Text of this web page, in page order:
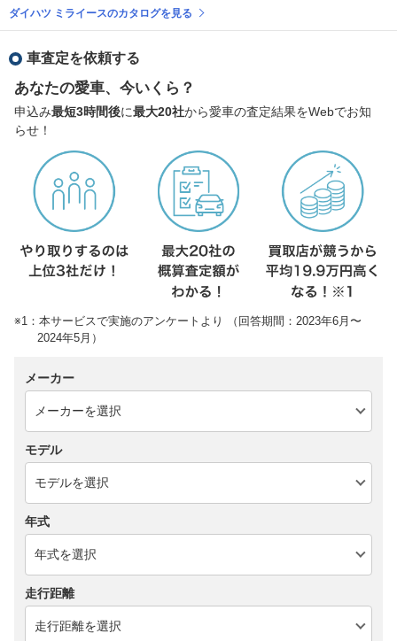
ダイハツ ミライースのカタログを見る
車査定を依頼する
あなたの愛車、今いくら？
申込み最短3時間後に最大20社から愛車の査定結果をWebでお知
らせ！
※1：本サービスで実施のアンケートより （回答期間：2023年6月〜
2024年5月）
メーカー
モデル
年式
走行距離